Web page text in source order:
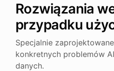
Rozwiązania
przypadku
Specjalnie
konkretnych problemów
danych.